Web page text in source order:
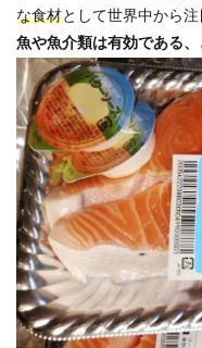
な食材として世界中から注
魚や魚介類は有効である